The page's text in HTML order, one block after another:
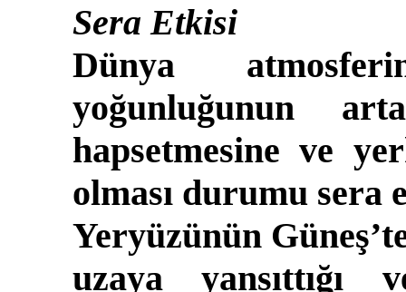
Sera Etkisi
Dünya
yoğunluğunun
hapsetmesine ve
olması durumu sera
Yeryüzünün
uzaya yansıttığı